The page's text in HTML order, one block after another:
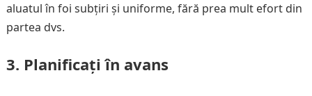
aluatul în foi subțiri și uniforme, fără prea mult efort din
partea dvs.
3. Planificați în avans